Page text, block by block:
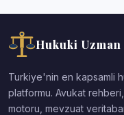
Hukuki Uzman
Turkiye'nin en kapsamli
platformu. Avukat
motoru, mevzuat